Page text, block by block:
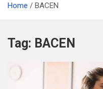
Home BACEN
Tag: BACEN